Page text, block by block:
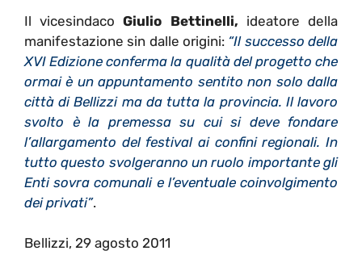
Il vicesindacoGiulio Bettinelli, ideatore della
manifestazione sin dalle origini: “Il successo della
XVI Edizione conferma la qualità del progetto che
ormai è un appuntamento sentito non solo dalla
città di Bellizzi ma da tutta la provincia. Il lavoro
svolto è la premessa su cui si deve fondare
l’allargamento del festival ai confini regionali. In
tutto questo svolgeranno un ruolo importante gli
Enti sovra comunali e l’eventuale coinvolgimento
dei privati”.
Bellizzi, 29 agosto 2011